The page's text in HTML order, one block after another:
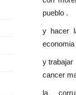
pueblo .
y hacer
economia
y trabajar
cancer
la